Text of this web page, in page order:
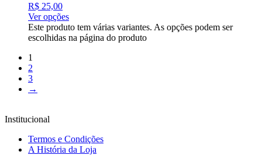
R$ 25,00
Ver opções
Este produto tem várias variantes. As opções podem ser
escolhidas na página do produto
1
2
3
→
Institucional
Termos e Condições
A História da Loja